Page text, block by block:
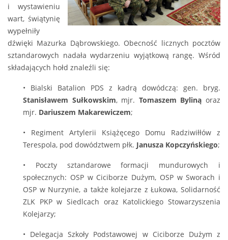
i wystawieniu
wart, świątynię
wypełniły
dźwięki Mazurka Dąbrowskiego. Obecność licznych pocztów
sztandarowych nadała wydarzeniu wyjątkową rangę. Wśród
składających hołd znaleźli się:
• Bialski Batalion PDS z kadrą dowódczą: gen. bryg.
Stanisławem Sułkowskim, mjr. Tomaszem Byliną oraz
mjr. Dariuszem Makarewiczem;
• Regiment Artylerii Książęcego Domu Radziwiłłów z
Terespola, pod dowództwem płk. Janusza Kopczyńskiego;
• Poczty sztandarowe formacji mundurowych i
społecznych: OSP w Ciciborze Dużym, OSP w Sworach i
OSP w Nurzynie, a także kolejarze z Łukowa, Solidarność
ZLK PKP w Siedlcach oraz Katolickiego Stowarzyszenia
Kolejarzy;
• Delegacja Szkoły Podstawowej w Ciciborze Dużym z